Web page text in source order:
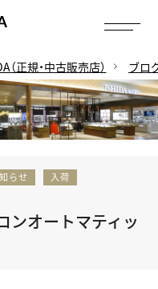
正規・中古販売店） ブロ
らせ 入荷
ンオートマティッ